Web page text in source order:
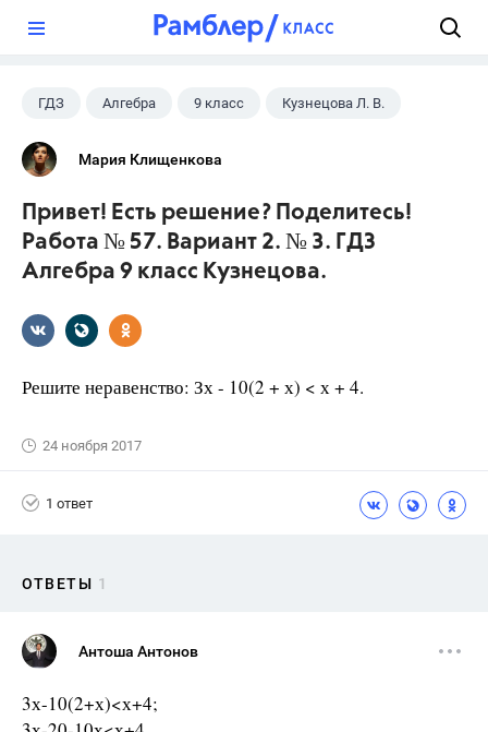
ГДЗ Алгебра 9 класс Кузнецова Л. В.
Мария Клищенкова
Привет! Есть решение? Поделитесь!
Работа № 57. Вариант 2. № 3. ГДЗ
Алгебра 9 класс Кузнецова.
Решите неравенство: Зх - 10(2 + х) < х + 4.
24 ноября 2017
1 ответ
ОТВЕТЫ 1
Антоша Антонов
3х-10(2+х)<х+4;